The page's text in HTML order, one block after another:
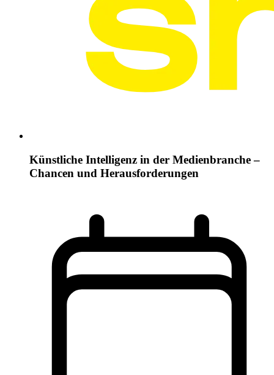
Künstliche Intelligenz in der Medienbranche –
Chancen und Herausforderungen